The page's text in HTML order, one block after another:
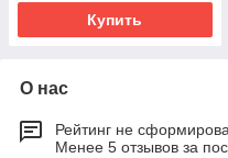
Купить
О нас
Рейтинг не
Менее 5 отзывов за